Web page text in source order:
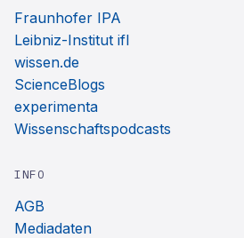
Fraunhofer IPA
Leibniz-Institut ifl
wissen.de
ScienceBlogs
experimenta
Wissenschaftspodcasts
INFO
AGB
Mediadaten